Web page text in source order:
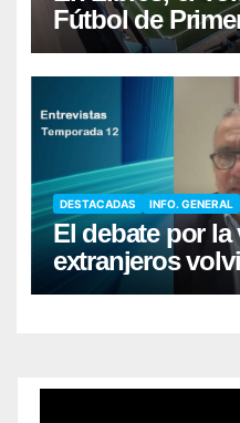
Fútbol de
comenzará el
DESTACADAS INFO. GENERAL
El debate por la
extranjeros